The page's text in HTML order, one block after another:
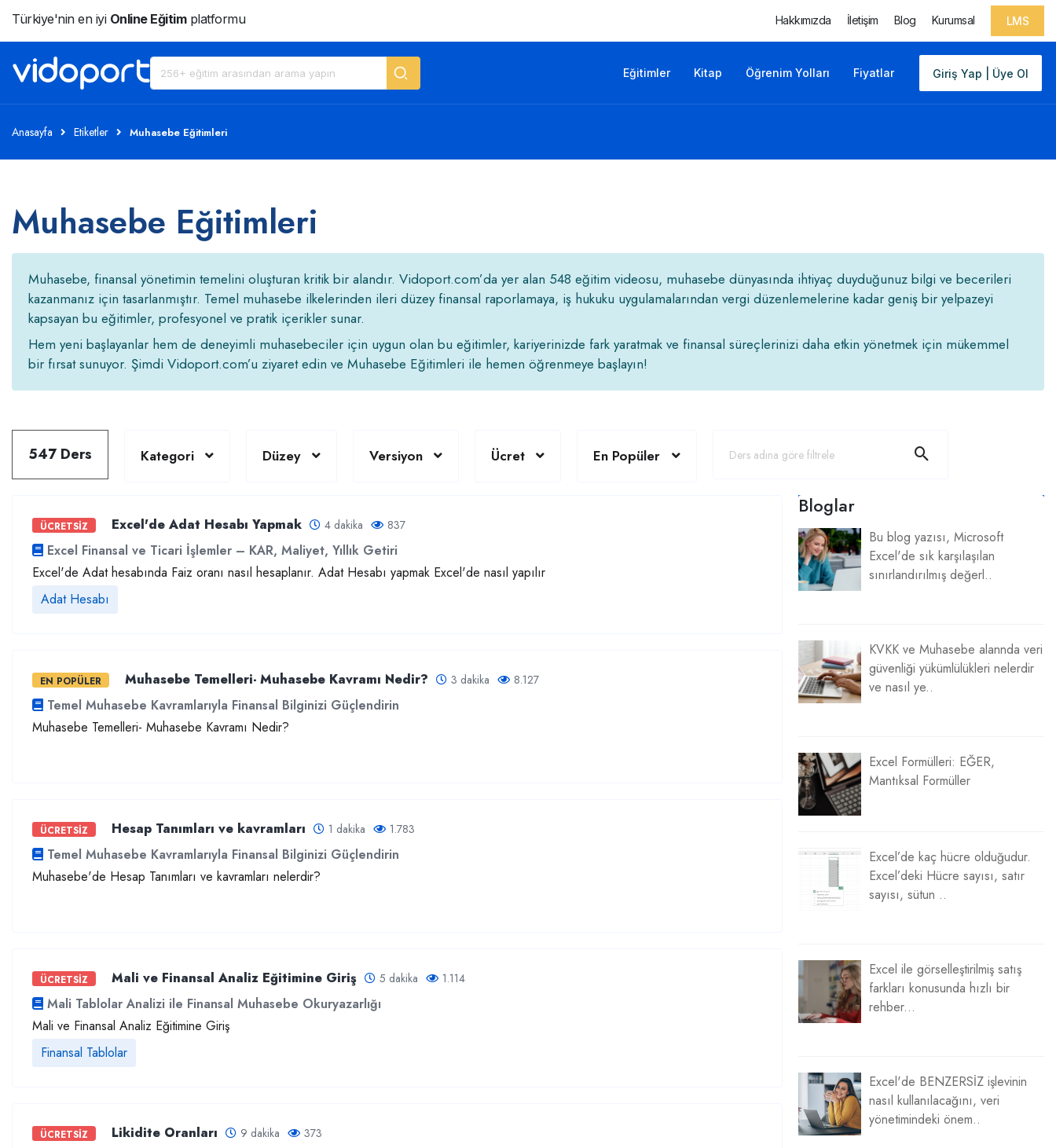
Türkiye'nin en iyi Online Eğitimplatformu Hakkımızda İletişim Blog Kurumsal LMS
Giriş Yap | Üye Ol
Eğitimler Kitap Öğrenim Yolları Fiyatlar
Anasayfa Etiketler Muhasebe Eğitimleri
Muhasebe Eğitimleri
Muhasebe, finansal yönetimin temelini oluşturan kritik bir alandır. Vidoport.com’da yer alan 548 eğitim videosu, muhasebe dünyasında ihtiyaç duyduğunuz bilgi ve becerileri
kazanmanız için tasarlanmıştır. Temel muhasebe ilkelerinden ileri düzey finansal raporlamaya, iş hukuku uygulamalarından vergi düzenlemelerine kadar geniş bir yelpazeyi
kapsayan bu eğitimler, profesyonel ve pratik içerikler sunar.
Hem yeni başlayanlar hem de deneyimli muhasebeciler için uygun olan bu eğitimler, kariyerinizde fark yaratmak ve finansal süreçlerinizi daha etkin yönetmek için mükemmel
bir fırsat sunuyor. Şimdi Vidoport.com’u ziyaret edin ve Muhasebe Eğitimleri ile hemen öğrenmeye başlayın!
547 Ders Kategori Düzey Versiyon Ücret En Popüler
ÜCRETSİZ Excel'de Adat Hesabı Yapmak 4 dakika 837
Excel Finansal ve Ticari İşlemler – KAR, Maliyet, Yıllık Getiri
Excel'de Adat hesabında Faiz oranı nasıl hesaplanır. Adat Hesabı yapmak Excel'de nasıl yapılır
Adat Hesabı
EN POPÜLER Muhasebe Temelleri- Muhasebe Kavramı Nedir? 3 dakika 8.127
Temel Muhasebe Kavramlarıyla Finansal Bilginizi Güçlendirin
Muhasebe Temelleri- Muhasebe Kavramı Nedir?
ÜCRETSİZ Hesap Tanımları ve kavramları 1 dakika 1.783
Temel Muhasebe Kavramlarıyla Finansal Bilginizi Güçlendirin
Muhasebe'de Hesap Tanımları ve kavramları nelerdir?
ÜCRETSİZ Mali ve Finansal Analiz Eğitimine Giriş 5 dakika 1.114
Mali Tablolar Analizi ile Finansal Muhasebe Okuryazarlığı
Mali ve Finansal Analiz Eğitimine Giriş
Finansal Tablolar
ÜCRETSİZ Likidite Oranları 9 dakika 373
Bloglar
Bu blog yazısı, Microsoft
Excel'de sık karşılaşılan
sınırlandırılmış değerl..
KVKK ve Muhasebe alannda veri
güvenliği yükümlülükleri nelerdir
ve nasıl ye..
Excel Formülleri: EĞER,
Mantıksal Formüller
Excel’de kaç hücre olduğudur.
Excel’deki Hücre sayısı, satır
sayısı, sütun ..
Excel ile görselleştirilmiş satış
farkları konusunda hızlı bir
rehber...
Excel'de BENZERSİZ işlevinin
nasıl kullanılacağını, veri
yönetimindeki önem..